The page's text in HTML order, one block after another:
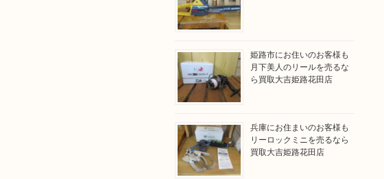
姫路市にお住いのお客様も
月下美人のリールを売るな
ら買取大吉姫路花田店
兵庫にお住まいのお客様も
リーロックミニを売るなら
買取大吉姫路花田店